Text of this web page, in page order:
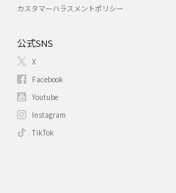
カスタマーハラスメントポリシー
公式SNS
X
Facebook
Youtube
Instagram
TikTok